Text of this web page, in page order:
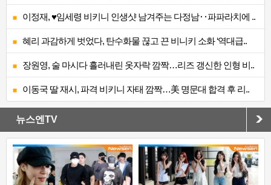
이정재, ♥임세령 비키니 인생샷 남겨주는 다정남‥파파라치에 ..
혜리 과감하게 벗었다, 탄수화물 끊고 끈 비니키 소화 ‘역대급..
장원영, 술 마시다 흘러내린 옷자락 깜짝…리즈 갱신한 인형 비..
이동국 딸 재시, 파격 비키니 자태 깜짝…美 명문대 합격 후 리..
뉴스엔TV